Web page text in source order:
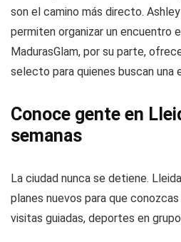
son el camino más directo.
permiten organizar un encuentro
MadurasGlam, por su parte,
selecto para quienes buscan una
Conoce gente en
semanas
La ciudad nunca se detiene.
planes nuevos para que
visitas guiadas, deportes en